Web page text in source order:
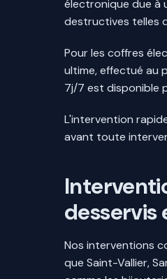
électronique due à
destructives telles
Pour les coffres
ultime, effectué au
7j/7 est disponible
L'intervention
avant toute
desservis
Nos interventions
que Saint-Vallier,